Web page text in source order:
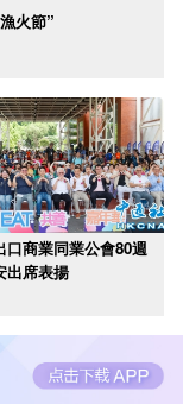
火節”
口商業同業公會80週
席表揚